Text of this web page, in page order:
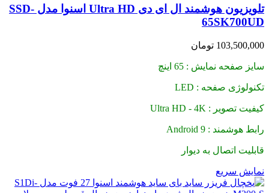
تلویزیون هوشمند ال ای دی Ultra HD اسنوا مدل SSD-
65SK700UD
103,500,000 تومان
سایز صفحه نمایش : 65 اینچ
تکنولوژی صفحه : LED
کیفیت تصویر : Ultra HD - 4K
رابط هوشمند : Android 9
قابلیت اتصال به دیوار
نمایش سریع